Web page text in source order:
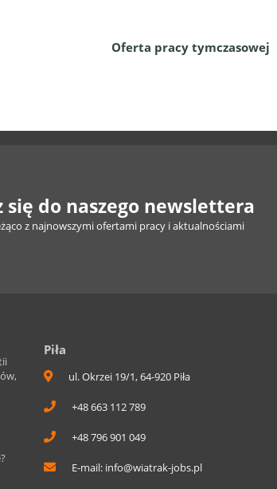
Oferta pracy tymczasowej
się do naszego newslettera
z najnowszymi ofertami pracy i aktualnościami
Piła
ul. Okrzei 19/1, 64-920 Piła
+48 663 112 789
+48 796 901 049
E-mail: info@wiatrak-jobs.pl